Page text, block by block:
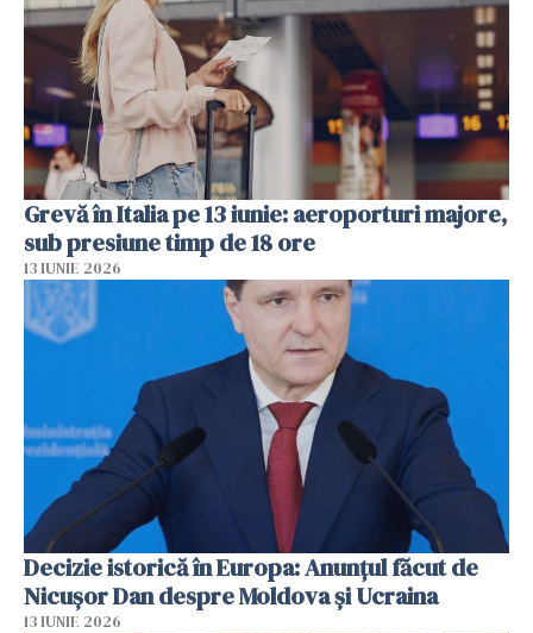
Grevă în Italia pe 13 iunie: aeroporturi majore,
sub presiune timp de 18 ore
13 IUNIE 2026
Decizie istorică în Europa: Anunțul făcut de
Nicușor Dan despre Moldova și Ucraina
13 IUNIE 2026